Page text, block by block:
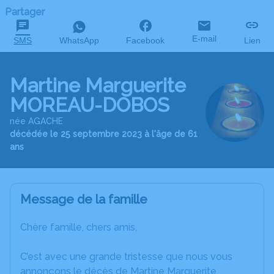
Partager
SMS WhatsApp Facebook E-mail Lien
Martine Marguerite
MOREAU-DOBOS
née AGACHE
décédée le 25 septembre 2023 à l'âge de 61
ans
Message de la famille
Chère famille, chers amis,
C’est avec une grande tristesse que nous vous
annonçons le décès de Martine Marguerite